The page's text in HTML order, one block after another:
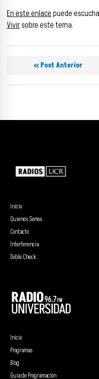
En este enlacepuede
Vivirsobre este tema.
« Post Anterior
Inicio
Quienes Somos
Contacto
Interferencia
Doble Check
Inicio
Programas
Blog
Guía de Programación